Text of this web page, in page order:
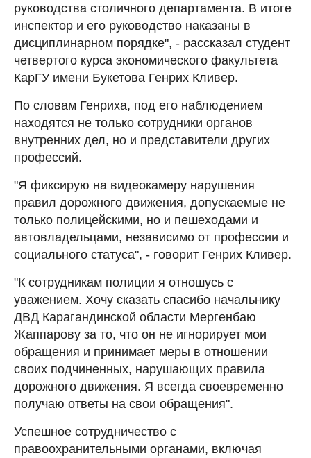
руководства столичного департамента. В итоге
инспектор и его руководство наказаны в
дисциплинарном порядке", - рассказал студент
четвертого курса экономического факультета
КарГУ имени Букетова Генрих Кливер.
По словам Генриха, под его наблюдением
находятся не только сотрудники органов
внутренних дел, но и представители других
профессий.
"Я фиксирую на видеокамеру нарушения
правил дорожного движения, допускаемые не
только полицейскими, но и пешеходами и
автовладельцами, независимо от профессии и
социального статуса", - говорит Генрих Кливер.
"К сотрудникам полиции я отношусь с
уважением. Хочу сказать спасибо начальнику
ДВД Карагандинской области Мергенбаю
Жаппарову за то, что он не игнорирует мои
обращения и принимает меры в отношении
своих подчиненных, нарушающих правила
дорожного движения. Я всегда своевременно
получаю ответы на свои обращения".
Успешное сотрудничество с
правоохранительными органами, включая